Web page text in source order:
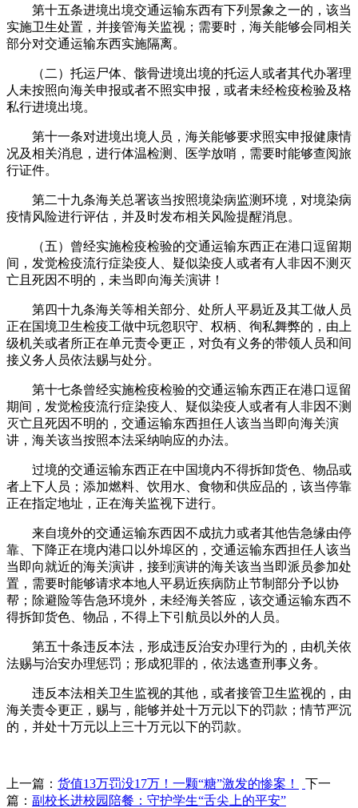
第十五条进境出境交通运输东西有下列景象之一的，该当
实施卫生处置，并接管海关监视；需要时，海关能够会同相关
部分对交通运输东西实施隔离。
（二）托运尸体、骸骨进境出境的托运人或者其代办署理
人未按照向海关申报或者不照实申报，或者未经检疫检验及格
私行进境出境。
第十一条对进境出境人员，海关能够要求照实申报健康情
况及相关消息，进行体温检测、医学放哨，需要时能够查阅旅
行证件。
第二十九条海关总署该当按照境染病监测环境，对境染病
疫情风险进行评估，并及时发布相关风险提醒消息。
（五）曾经实施检疫检验的交通运输东西正在港口逗留期
间，发觉检疫流行症染疫人、疑似染疫人或者有人非因不测灭
亡且死因不明的，未当即向海关演讲！
第四十九条海关等相关部分、处所人平易近及其工做人员
正在国境卫生检疫工做中玩忽职守、权柄、徇私舞弊的，由上
级机关或者所正在单元责令更正，对负有义务的带领人员和间
接义务人员依法赐与处分。
第十七条曾经实施检疫检验的交通运输东西正在港口逗留
期间，发觉检疫流行症染疫人、疑似染疫人或者有人非因不测
灭亡且死因不明的，交通运输东西担任人该当当即向海关演
讲，海关该当按照本法采纳响应的办法。
过境的交通运输东西正在中国境内不得拆卸货色、物品或
者上下人员；添加燃料、饮用水、食物和供应品的，该当停靠
正在指定地址，正在海关监视下进行。
来自境外的交通运输东西因不成抗力或者其他告急缘由停
靠、下降正在境内港口以外埠区的，交通运输东西担任人该当
当即向就近的海关演讲，接到演讲的海关该当当即派员参加处
置，需要时能够请求本地人平易近疾病防止节制部分予以协
帮；除避险等告急环境外，未经海关答应，该交通运输东西不
得拆卸货色、物品，不得上下引航员以外的人员。
第五十条违反本法，形成违反治安办理行为的，由机关依
法赐与治安办理惩罚；形成犯罪的，依法逃查刑事义务。
违反本法相关卫生监视的其他，或者接管卫生监视的，由
海关责令更正，赐与，能够并处十万元以下的罚款；情节严沉
的，并处十万元以上三十万元以下的罚款。
上一篇： 货值13万罚没17万！一颗“糖”激发的惨案！
下一
篇： 副校长进校园陪餐：守护学生“舌尖上的平安”